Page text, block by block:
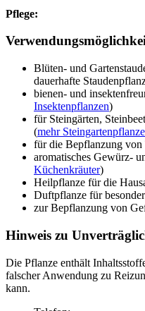
Pflege:
Blüten- und
dauerhafte
bienen- und
Insektenpflanzen)
für Steingärten,
(mehr
für die Bepflanzung von
aromatisches Gewürz-
Küchenkräuter)
Heilpflanze für die
Duftpflanze für
zur Bepflanzung von
Hinweis zu
Die Pflanze enthält
falscher Anwendung zu
kann.